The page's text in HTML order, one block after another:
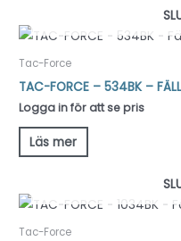
Tac-Force
TAC-FORCE – 534BK –
Logga in för att se pris
Läs mer
Tac-Force